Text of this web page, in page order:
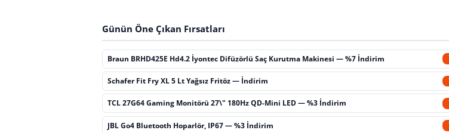
Günün Öne Çıkan Fırsatları
Braun BRHD425E Hd4.2 İyontec Difüzörlü Saç Kurutma Makinesi — %7 İndirim
Schafer Fit Fry XL 5 Lt Yağsız Fritöz — İndirim
TCL 27G64 Gaming Monitörü 27\" 180Hz QD-Mini LED — %3 İndirim
JBL Go4 Bluetooth Hoparlör, IP67 — %3 İndirim